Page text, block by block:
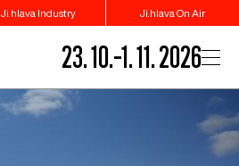
Ji.hlava Industry Ji.hlava On Air
23. 10.–1. 11. 2026